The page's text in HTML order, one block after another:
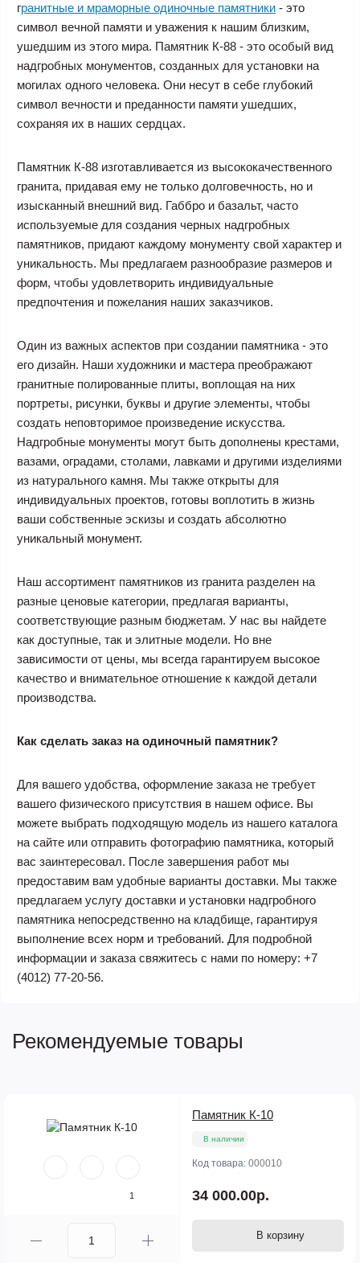
гранитные и мраморные одиночные памятники - это
символ вечной памяти и уважения к нашим близким,
ушедшим из этого мира. Памятник К-88 - это особый вид
надгробных монументов, созданных для установки на
могилах одного человека. Они несут в себе глубокий
символ вечности и преданности памяти ушедших,
сохраняя их в наших сердцах.
Памятник К-88 изготавливается из высококачественного
гранита, придавая ему не только долговечность, но и
изысканный внешний вид. Габбро и базальт, часто
используемые для создания черных надгробных
памятников, придают каждому монументу свой характер и
уникальность. Мы предлагаем разнообразие размеров и
форм, чтобы удовлетворить индивидуальные
предпочтения и пожелания наших заказчиков.
Один из важных аспектов при создании памятника - это
его дизайн. Наши художники и мастера преображают
гранитные полированные плиты, воплощая на них
портреты, рисунки, буквы и другие элементы, чтобы
создать неповторимое произведение искусства.
Надгробные монументы могут быть дополнены крестами,
вазами, оградами, столами, лавками и другими изделиями
из натурального камня. Мы также открыты для
индивидуальных проектов, готовы воплотить в жизнь
ваши собственные эскизы и создать абсолютно
уникальный монумент.
Наш ассортимент памятников из гранита разделен на
разные ценовые категории, предлагая варианты,
соответствующие разным бюджетам. У нас вы найдете
как доступные, так и элитные модели. Но вне
зависимости от цены, мы всегда гарантируем высокое
качество и внимательное отношение к каждой детали
производства.
Как сделать заказ на одиночный памятник?
Для вашего удобства, оформление заказа не требует
вашего физического присутствия в нашем офисе. Вы
можете выбрать подходящую модель из нашего каталога
на сайте или отправить фотографию памятника, который
вас заинтересовал. После завершения работ мы
предоставим вам удобные варианты доставки. Мы также
предлагаем услугу доставки и установки надгробного
памятника непосредственно на кладбище, гарантируя
выполнение всех норм и требований. Для подробной
информации и заказа свяжитесь с нами по номеру: +7
(4012) 77-20-56.
Рекомендуемые товары
1
Памятник К-10
В наличии
Код товара: 000010
34 000.00р.
В корзину